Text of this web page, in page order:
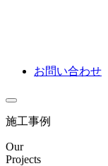
お問い合わせ
施工事例
Our
Projects